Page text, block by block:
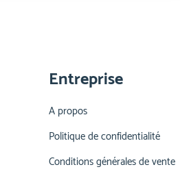
Entreprise
A propos
Politique de confidentialité
Conditions générales de vente